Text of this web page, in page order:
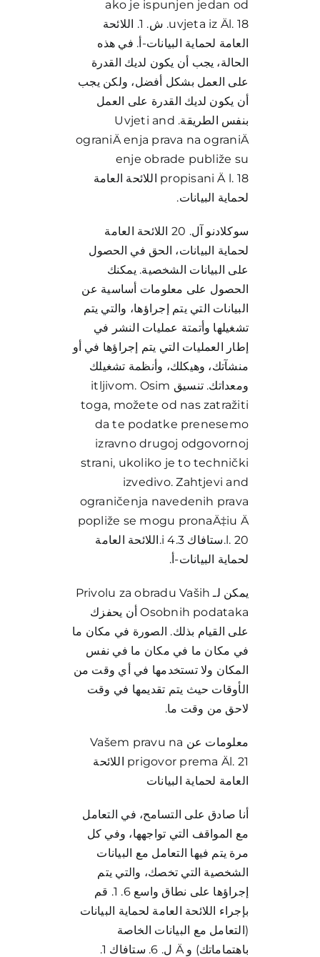
ako je ispunjen jedan od
uvjeta iz Äl. 18. ش. 1. اللائحة
العامة لحماية البيانات-أ. في هذه
الحالة، يجب أن يكون لديك القدرة
على العمل بشكل أفضل، ولكن يجب
أن يكون لديك القدرة على العمل
بنفس الطريقة. Uvjeti and
ograniÄ enja prava na ograniÄ
enje obrade publiže su
propisani Ä l. 18 اللائحة العامة
لحماية البيانات.
سوكلادنو آل. 20 اللائحة العامة
لحماية البيانات، الحق في الحصول
على البيانات الشخصية. يمكنك
الحصول على معلومات أساسية عن
البيانات التي يتم إجراؤها، والتي يتم
تشغيلها وأتمتة عمليات النشر في
إطار العمليات التي يتم إجراؤها في أو
منشآتك، وهيكلك، وأنظمة تشغيلك
ومعداتك. تنسيق itljivom. Osim
toga, možete od nas zatražiti
da te podatke prenesemo
izravno drugoj odgovornoj
strani, ukoliko je to technički
izvedivo. Zahtjevi and
ograničenja navedenih prava
popliže se mogu pronaÄ‡iu Ä
l. 20.ستافاك 3.i 4.اللائحة العامة
لحماية البيانات-أ.
يمكن لـ Privolu za obradu Vaših
Osobnih podataka أن يحفزك
على القيام بذلك. الصورة في مكان ما
في مكان ما في مكان ما في نفس
المكان ولا تستخدمها في أي وقت من
الأوقات حيث يتم تقديمها في وقت
لاحق من وقت ما.
معلومات عن Vašem pravu na
prigovor prema Äl. 21 اللائحة
العامة لحماية البيانات
أنا صادق على التسامح، في التعامل
مع المواقف التي تواجهها، وفي كل
مرة يتم فيها التعامل مع البيانات
الشخصية التي تخصك، والتي يتم
إجراؤها على نطاق واسع 6. 1. قم
بإجراء اللائحة العامة لحماية البيانات
(التعامل مع البيانات الخاصة
باهتماماتك) و Ä ل. 6. ستافاك 1.